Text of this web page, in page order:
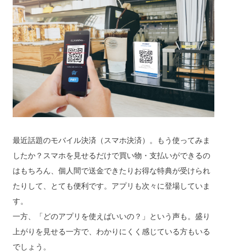
最近話題のモバイル決済（スマホ決済）。もう使ってみま
したか？スマホを見せるだけで買い物・支払いができるの
はもちろん、個人間で送金できたりお得な特典が受けられ
たりして、とても便利です。アプリも次々に登場していま
す。
一方、「どのアプリを使えばいいの？」という声も。盛り
上がりを見せる一方で、わかりにくく感じている方もいる
でしょう。